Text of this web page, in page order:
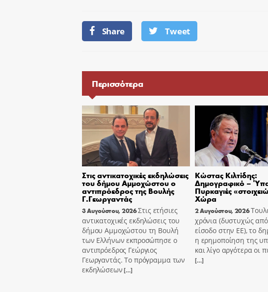
Share Tweet
Περισσότερα
Στις αντικατοχικές εκδηλώσεις
του δήμου Αμμοχώστου ο
αντιπρόεδρος της Βουλής
Γ.Γεωργαντάς
3 Αυγούστου, 2026Στις ετήσιες
αντικατοχικές εκδηλώσεις του
δήμου Αμμοχώστου τη Βουλή
των Ελλήνων εκπροσώπησε ο
αντιπρόεδρος Γεώργιος
Γεωργαντάς. Το πρόγραμμα των
εκδηλώσεων[…]
Κώστας Κιλτίδης:
Δημογραφικό –
Πυρκαγιές
Χώρα
2 Αυγούστου, 2026
χρόνια (δυστυχώς
είσοδο στην ΕΕ), το
η ερημοποίηση της
και λίγο αργότερα οι
[…]